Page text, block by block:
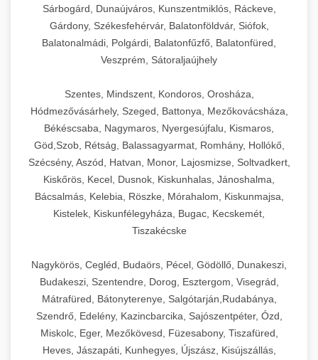
Sárbogárd, Dunaújváros, Kunszentmiklós, Ráckeve,
Gárdony, Székesfehérvár, Balatonföldvár, Siófok,
Balatonalmádi, Polgárdi, Balatonfűzfő, Balatonfüred,
Veszprém, Sátoraljaújhely
Szentes, Mindszent, Kondoros, Orosháza,
Hódmezővásárhely, Szeged, Battonya, Mezőkovácsháza,
Békéscsaba, Nagymaros, Nyergesújfalu, Kismaros,
Göd,Szob, Rétság, Balassagyarmat, Romhány, Hollókő,
Szécsény, Aszód, Hatvan, Monor, Lajosmizse, Soltvadkert,
Kiskőrös, Kecel, Dusnok, Kiskunhalas, Jánoshalma,
Bácsalmás, Kelebia, Röszke, Mórahalom, Kiskunmajsa,
Kistelek, Kiskunfélegyháza, Bugac, Kecskemét,
Tiszakécske
Nagykörös, Cegléd, Budaörs, Pécel, Gödöllő, Dunakeszi,
Budakeszi, Szentendre, Dorog, Esztergom, Visegrád,
Mátrafüred, Bátonyterenye, Salgótarján,Rudabánya,
Szendrő, Edelény, Kazincbarcika, Sajószentpéter, Ózd,
Miskolc, Eger, Mezőkövesd, Füzesabony, Tiszafüred,
Heves, Jászapáti, Kunhegyes, Újszász, Kisújszállás,